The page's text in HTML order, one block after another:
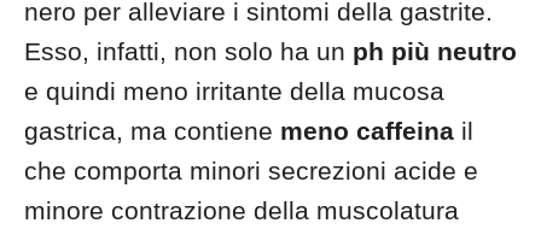
nero per alleviare i sintomi della gastrite.
Esso, infatti, non solo ha un ph più neutro
e quindi meno irritante della mucosa
gastrica, ma contiene meno caffeina il
che comporta minori secrezioni acide e
minore contrazione della muscolatura